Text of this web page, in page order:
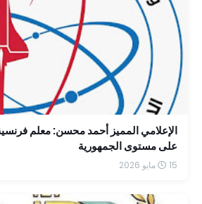
الإعلامي المميز أحمد محسن: معلم
على مستوى الجمهورية
15 مايو 2026